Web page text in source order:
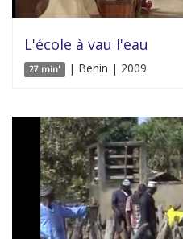
L'école à vau l'eau
27 min' | Benin | 2009